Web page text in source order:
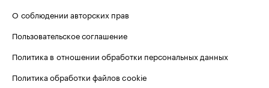
О соблюдении авторских прав
Пользовательское соглашение
Политика в отношении обработки персональных данных
Политика обработки файлов cookie